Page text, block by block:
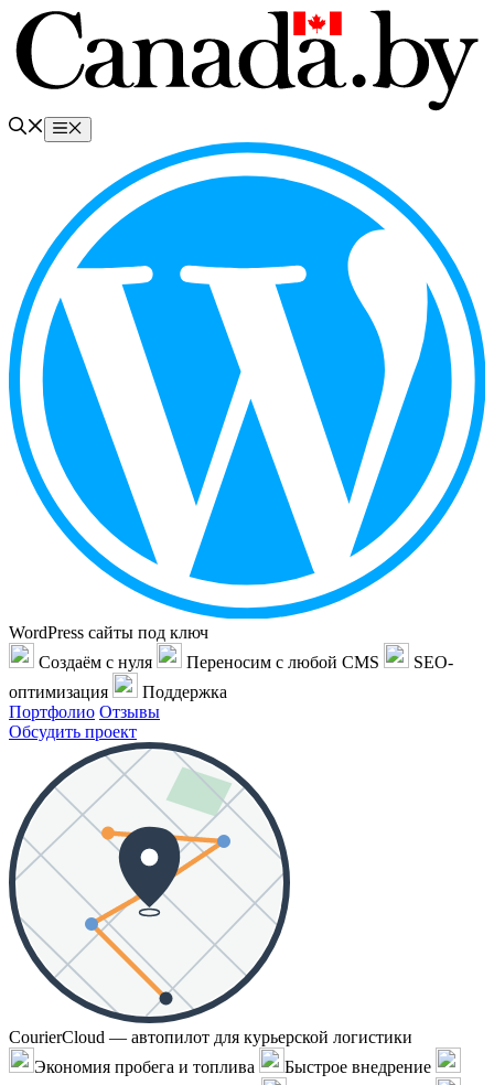
Перейти
содержимому
Меню
WordPress сайты под ключ
Создаём с нуля
Переносим с любой CMS
SEO-
оптимизация
Поддержка
Портфолио Отзывы
Обсудить проект
CourierCloud — автопилот для курьерской логистики
Экономия пробега и топлива
Быстрое внедрение